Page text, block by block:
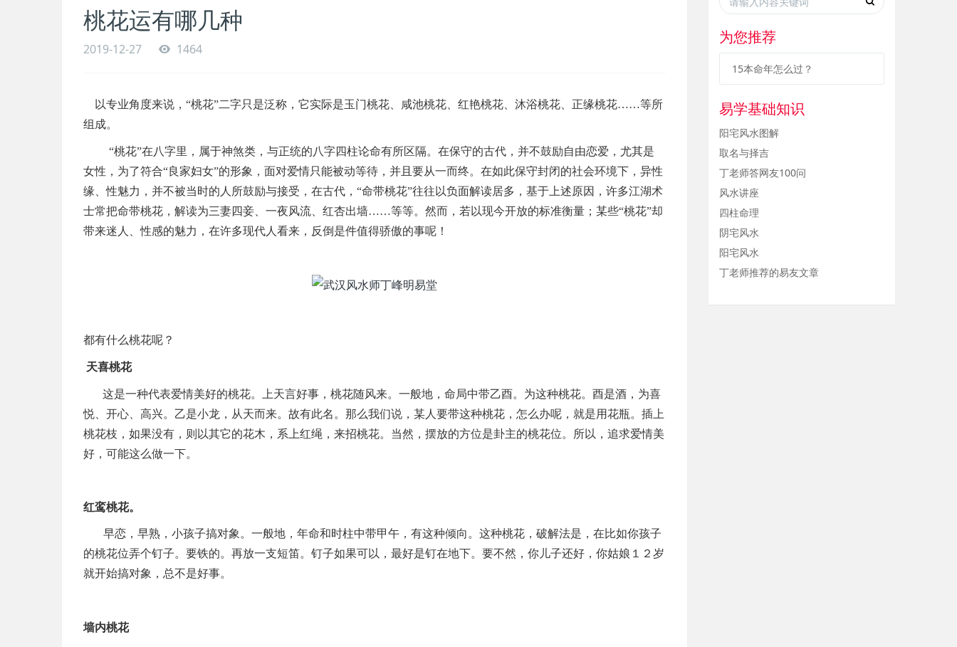
桃花运有哪几种
2019-12-27 1464
以专业角度来说，“桃花”二字只是泛称，它实际是玉门桃花、咸池桃花、红艳桃花、沐浴桃花、正缘桃花……等所
组成。
“桃花”在八字里，属于神煞类，与正统的八字四柱论命有所区隔。在保守的古代，并不鼓励自由恋爱，尤其是
女性，为了符合“良家妇女”的形象，面对爱情只能被动等待，并且要从一而终。在如此保守封闭的社会环境下，异性
缘、性魅力，并不被当时的人所鼓励与接受，在古代，“命带桃花”往往以负面解读居多，基于上述原因，许多江湖术
士常把命带桃花，解读为三妻四妾、一夜风流、红杏出墙……等等。然而，若以现今开放的标准衡量；某些“桃花”却
带来迷人、性感的魅力，在许多现代人看来，反倒是件值得骄傲的事呢！
都有什么桃花呢？
天喜桃花
这是一种代表爱情美好的桃花。上天言好事，桃花随风来。一般地，命局中带乙酉。为这种桃花。酉是酒，为喜
悦、开心、高兴。乙是小龙，从天而来。故有此名。那么我们说，某人要带这种桃花，怎么办呢，就是用花瓶。插上
桃花枝，如果没有，则以其它的花木，系上红绳，来招桃花。当然，摆放的方位是卦主的桃花位。所以，追求爱情美
好，可能这么做一下。
红鸾桃花。
早恋，早熟，小孩子搞对象。一般地，年命和时柱中带甲午，有这种倾向。这种桃花，破解法是，在比如你孩子
的桃花位弄个钉子。要铁的。再放一支短笛。钉子如果可以，最好是钉在地下。要不然，你儿子还好，你姑娘１２岁
就开始搞对象，总不是好事。
墙内桃花
为您推荐
15本命年怎么过？
易学基础知识
阳宅风水图解
取名与择吉
丁老师答网友100问
风水讲座
四柱命理
阴宅风水
阳宅风水
丁老师推荐的易友文章